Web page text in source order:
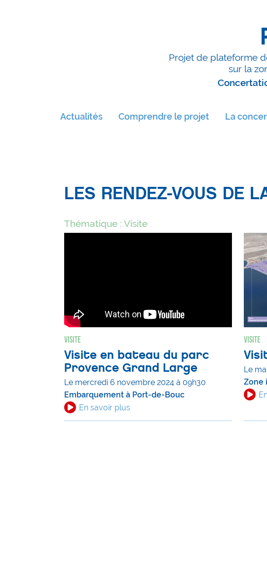
Projet de plateforme
sur la
Actualités Comprendre le projet La
LES RENDEZ-VOUS DE
Thématique : Visite
Visite
Visite en bateau du parc
Provence Grand Large
Le mercredi 6 novembre 2024 à 09h30
Embarquement à Port-de-Bouc
En savoir plus
Visite
Le
Zone